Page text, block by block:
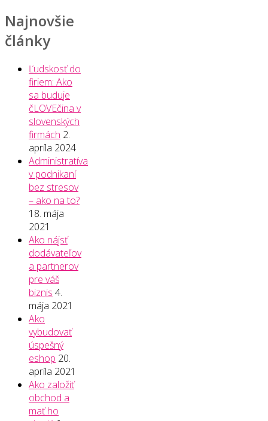
Najnovšie
články
Ľudskosť do
firiem: Ako
sa buduje
čLOVEčina v
slovenských
firmách 2.
apríla 2024
Administratíva
v podnikaní
bez stresov
– ako na to?
18. mája
2021
Ako nájsť
dodávateľov
a partnerov
pre váš
biznis 4.
mája 2021
Ako
vybudovať
úspešný
eshop 20.
apríla 2021
Ako založiť
obchod a
mať ho